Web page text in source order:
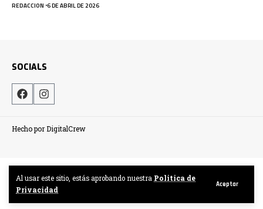
Al usar este sitio, estás aprobando nuestra Politica de
Privacidad
Aceptar
REDACCION 6 DE ABRIL DE 2026
SOCIALS
Hecho por DigitalCrew